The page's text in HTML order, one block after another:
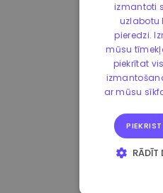
izmantoti
uzlabotu
pieredzi.
mūsu
piekrītat
ar mūsu
RĀDĪT